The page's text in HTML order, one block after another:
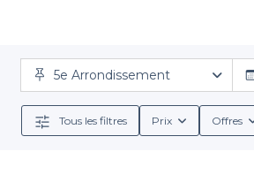
Avec Privateaser,réserver
spécialisent dans l'ambiance
réservation et les
5e Arrondissement
Tous les filtres Prix Offres